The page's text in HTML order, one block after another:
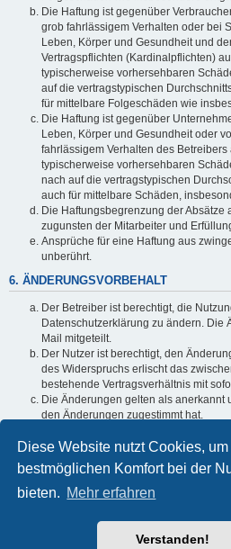
Diese Website nutzt Cookies,
bestmöglichen Komfort bei der
bieten. Mehr erfahren
Verstanden!
Die Haftung ist gegenüber
grob fahrlässigem Verhalten oder bei
Leben, Körper und Gesundheit und
Vertragspflichten (Kardinalpflichten)
typischerweise vorhersehbaren
auf die vertragstypischen
für mittelbare Folgeschäden wie
Die Haftung ist gegenüber
Leben, Körper und Gesundheit oder
fahrlässigem Verhalten des
typischerweise vorhersehbaren
nach auf die vertragstypischen
auch für mittelbare Schäden,
Die Haftungsbegrenzung der Absätze
zugunsten der Mitarbeiter und
Ansprüche für eine Haftung aus
unberührt.
6. ÄNDERUNGSVORBEHALT
Der Betreiber ist berechtigt, die
Datenschutzerklärung zu ändern. Die
Mail mitgeteilt.
Der Nutzer ist berechtigt, den
des Widerspruchs erlischt das
bestehende Vertragsverhältnis mit
Die Änderungen gelten als anerkannt
den Änderungen zugestimmt hat.
Informationen über den Umgang mit
sind in der Datenschutzerklärung
Powered byphpBB® Forum